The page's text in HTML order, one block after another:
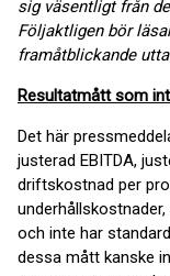
sig väsentligt från
Följaktligen bör
framåtblickande
Resultatmått som
Det här
justerad EBITDA,
driftskostnad per
och inte har
dessa mått kanske